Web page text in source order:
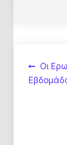
Οι